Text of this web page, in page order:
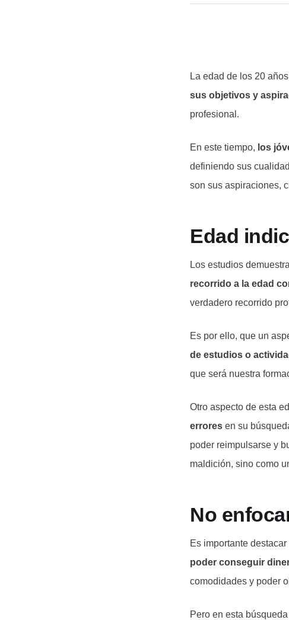
La edad de los 20
sus objetivos y
profesional.
En este tiempo, los
definiendo sus
son sus aspiraciones,
Edad
Los estudios
recorrido a la edad
verdadero recorrido
Es por ello, que un
de estudios o
que será nuestra
Otro aspecto de esta
errores en su
poder reimpulsarse y
maldición, sino como
No
Es importante
poder conseguir
comodidades y poder
Pero en esta